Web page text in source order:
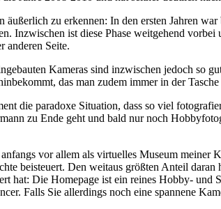
äußerlich zu erkennen: In den ersten Jahren
Inzwischen ist diese Phase weitgehend
anderen Seite.
Kameras sind inzwischen jedoch so
das man zudem immer in der Tasche
die paradoxe Situation, dass so viel
zu Ende geht und bald nur noch
vor allem als virtuelles Museum meiner
beisteuert. Den weitaus größten Anteil
hat: Die Homepage ist ein reines Hobby- und
Falls Sie allerdings noch eine spannene